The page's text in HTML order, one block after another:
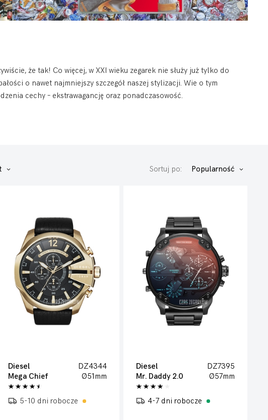
że tak! Co więcej, w XXI wieku zegarek nie służy już tylko do
o nawet najmniejszy szczegół naszej stylizacji. Wie o tym
cechy – ekstrawagancję oraz ponadczasowość.
Sortuj po: Popularność
Diesel
DZ4344
Mega Chief
Ø51mm
5-10 dni robocze
Diesel
DZ7395
Mr. Daddy 2.0
Ø57mm
4-7 dni robocze